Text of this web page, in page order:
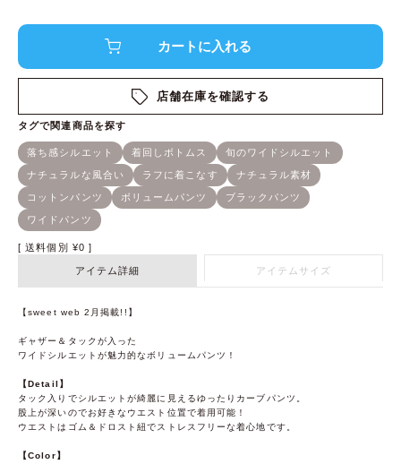
店舗在庫を確認する
送料個別 ¥0
アイテム詳細 アイテムサイズ
【sweet web 2月掲載!!】
ギャザー＆タックが入った
ワイドシルエットが魅力的なボリュームパンツ！
【Detail】
タック入りでシルエットが綺麗に見えるゆったりカーブパンツ。
股上が深いのでお好きなウエスト位置で着用可能！
ウエストはゴム＆ドロスト紐でストレスフリーな着心地です。
【Color】